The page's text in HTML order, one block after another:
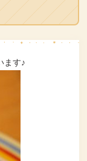
ます♪